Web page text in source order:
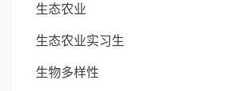
生态农业
生态农业实习生
生物多样性